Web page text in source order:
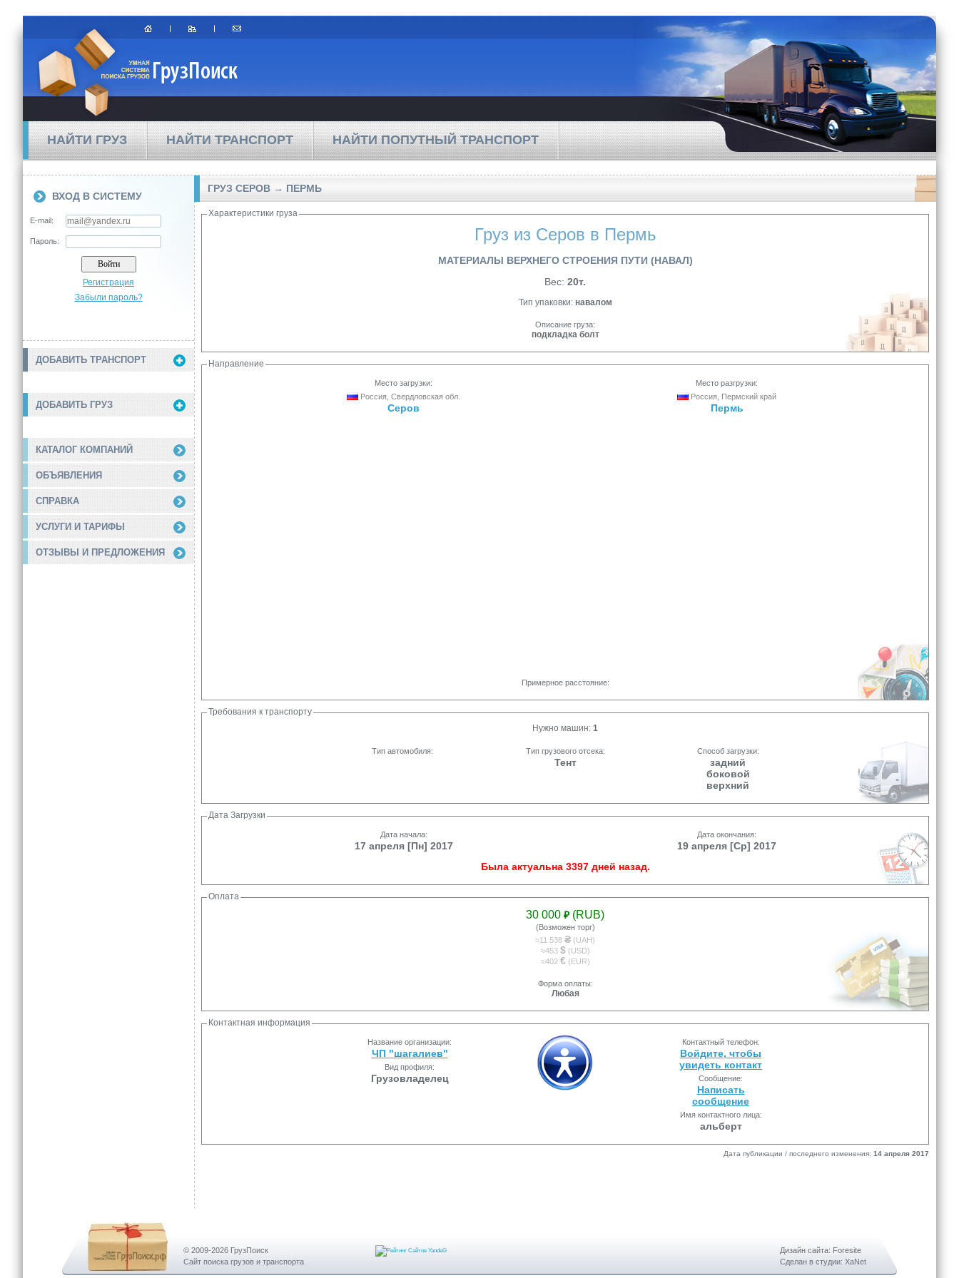
НАЙТИ ГРУЗ НАЙТИ ТРАНСПОРТ НАЙТИ ПОПУТНЫЙ ТРАНСПОРТ
ВХОД В СИСТЕМУ
E-mail:
Пароль:
Регистрация
Забыли пароль?
ДОБАВИТЬ ТРАНСПОРТ
ДОБАВИТЬ ГРУЗ
КАТАЛОГ КОМПАНИЙ
ОБЪЯВЛЕНИЯ
СПРАВКА
УСЛУГИ И ТАРИФЫ
ОТЗЫВЫ И ПРЕДЛОЖЕНИЯ
ГРУЗ СЕРОВ → ПЕРМЬ
Характеристики груза
Груз из Серов в Пермь
МАТЕРИАЛЫ ВЕРХНЕГО СТРОЕНИЯ ПУТИ (НАВАЛ)
Вес: 20т.
Тип упаковки: навалом
Описание груза:
подкладка болт
Направление
Место загрузки:
Россия, Свердловская обл.
Серов
Место разгрузки:
Россия, Пермский край
Пермь
Примерное расстояние:
Требования к транспорту
Нужно машин: 1
Тип автомобиля: Тип грузового отсека:
Тент
Способ загрузки:
задний
боковой
верхний
Дата Загрузки
Дата начала:
17 апреля [Пн] 2017
Дата окончания:
19 апреля [Ср] 2017
Была актуальна 3397 дней назад.
Оплата
30 000 ₽(RUB)
(Возможен торг)
≈11 538 ₴ (UAH)
≈453 $(USD)
≈402 €(EUR)
Форма оплаты:
Любая
Контактная информация
Название организации:
ЧП "шагалиев"
Вид профиля:
Грузовладелец
Контактный телефон:
Войдите, чтобы
увидеть контакт
Сообщение:
Написать
сообщение
Имя контактного лица:
альберт
Дата публикации / последнего изменения: 14 апреля 2017
© 2009-2026 ГрузПоиск
Сайт поиска грузов и транспорта
Дизайн сайта: Foresite
Сделан в студии: XaNet